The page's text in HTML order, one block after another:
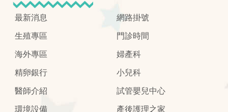
最新消息
生殖專區
海外專區
精卵銀行
醫師介紹
環境設備
網路掛號
門診時間
婦產科
小兒科
試管嬰兒中心
產後護理之家